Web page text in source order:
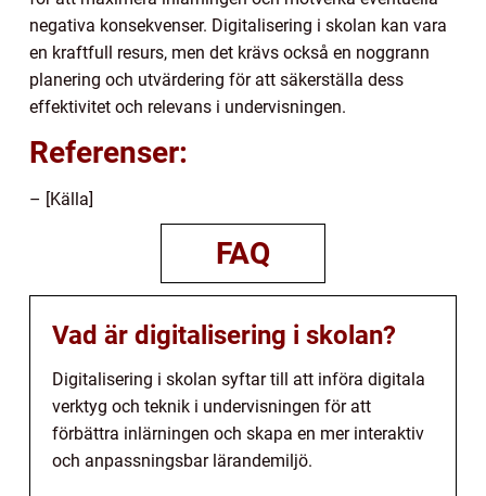
negativa konsekvenser. Digitalisering i skolan kan vara
en kraftfull resurs, men det krävs också en noggrann
planering och utvärdering för att säkerställa dess
effektivitet och relevans i undervisningen.
Referenser:
– [Källa]
FAQ
Vad är digitalisering i skolan?
Digitalisering i skolan syftar till att införa digitala
verktyg och teknik i undervisningen för att
förbättra inlärningen och skapa en mer interaktiv
och anpassningsbar lärandemiljö.